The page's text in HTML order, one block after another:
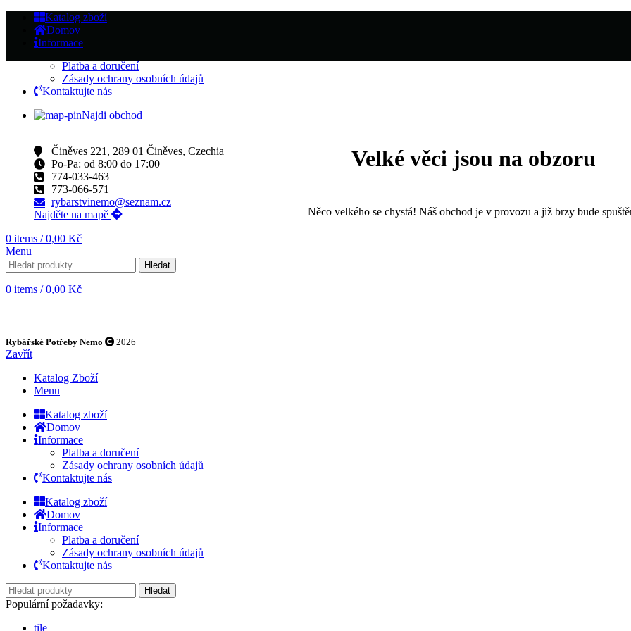
Katalog zboží
Domov
Informace
Platba a doručení
Zásady ochrany osobních údajů
Kontaktujte nás
Najdi obchod
Činěves 221, 289 01 Činěves, Czechia
Po-Pa: od 8:00 do 17:00
774-033-463
773-066-571
rybarstvinemo@seznam.cz
Najděte na mapě
0 items / 0,00 Kč
Menu
Hledat
0 items / 0,00 Kč
Velké věci jsou na obzoru
Něco velkého se chystá! Náš obchod je v provozu a již brzy bude
Rybářské Potřeby Nemo 2026
Zavřít
Katalog Zboží
Menu
Katalog zboží
Domov
Informace
Platba a doručení
Zásady ochrany osobních údajů
Kontaktujte nás
Katalog zboží
Domov
Informace
Platba a doručení
Zásady ochrany osobních údajů
Kontaktujte nás
Hledat
Populární požadavky:
tile